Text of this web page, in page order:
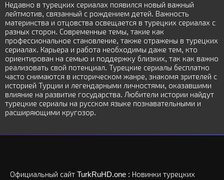
Недавно в турецких сериалах появился новый важный
лейтмотив, связанный с рождением детей. Важность
материнства и отцовства освещается в турецких сериалах с
разных сторон. Современные темы, такие как
профессиональное становление, также отражены в турецких
сериалах. Карьера и работа необходимы даже тем, кто
ориентирован на семью и поддержку близких, так как важно
реализовать свой потенциал. Турецкие сериалы бесплатно
часто снимаются в историческом жанре, знакомя зрителей с
историей Турции и легендарными личностями, оказавшими
влияние на развитие государства. Любители истории найдут
турецкие сериалы на русском языке познавательными и
расширяющими кругозор.
Официальный сайт TurkRuHD.one : Новинки турецких